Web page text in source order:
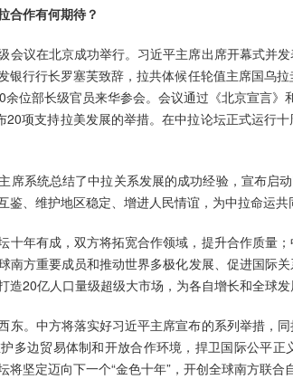
合作有何期待？
会议在北京成功举行。习近平主席出席开幕式并
银行行长罗塞芙致辞，拉共体候任轮值主席国乌
位部长级官员来华参会。会议通过《北京宣言
项支持拉美发展的举措。在中拉论坛正式运行
席系统总结了中拉关系发展的成功经验，宣布启
、维护地区稳定、增进人民情谊，为中拉命运共
十年有成，双方将拓宽合作领域，提升合作质量
南方重要成员和推动世界多极化发展、促进国际
20亿人口量级超级大市场，为各自增长和全球发
东。中方将落实好习近平主席宣布的系列举措，
多边贸易体制和开放合作环境，捍卫国际公平
坚定迈向下一个“金色十年”，开创全球南方联合